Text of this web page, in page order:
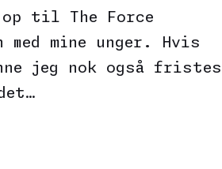
til The Force
mine unger. Hvis
jeg nok også fristes